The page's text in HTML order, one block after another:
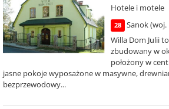
Hotele i motele
28
Sanok
Willa Dom Julii
zbudowany w
położony w
jasne pokoje wyposażone w masywne,
bezprzewodowy...